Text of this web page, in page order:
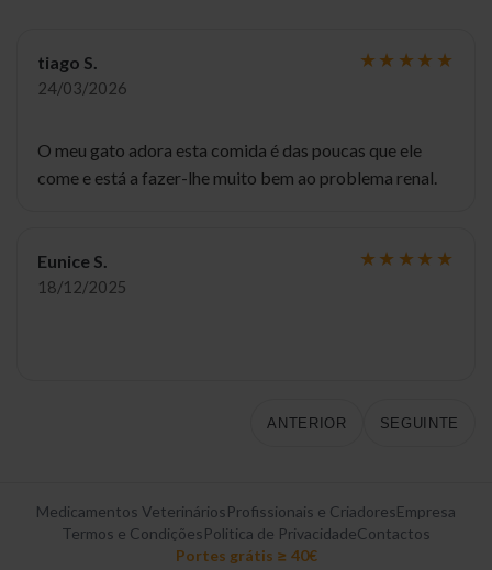
tiago S.
24/03/2026
O meu gato adora esta comida é das poucas que ele
come e está a fazer-lhe muito bem ao problema renal.
Eunice S.
18/12/2025
ANTERIOR SEGUINTE
Medicamentos VeterináriosProfissionais e CriadoresEmpresa
Termos e CondiçõesPolitica de PrivacidadeContactos
Portes grátis ≥ 40€